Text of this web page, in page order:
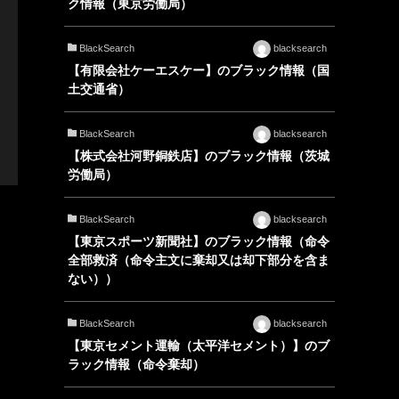
ク情報（東京労働局）
BlackSearch blacksearch
【有限会社ケーエスケー】のブラック情報（国
土交通省）
BlackSearch blacksearch
【株式会社河野銅鉄店】のブラック情報（茨城
労働局）
BlackSearch blacksearch
【東京スポーツ新聞社】のブラック情報（命令
全部救済（命令主文に棄却又は却下部分を含ま
ない））
BlackSearch blacksearch
【東京セメント運輸（太平洋セメント）】のブ
ラック情報（命令棄却）